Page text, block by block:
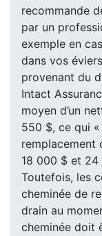
recommande
par un
exemple en
dans vos
provenant du
Intact
moyen d’un
550 $, ce qui
remplacement
18 000 $ et
Toutefois, les
cheminée de
drain au
cheminée doit